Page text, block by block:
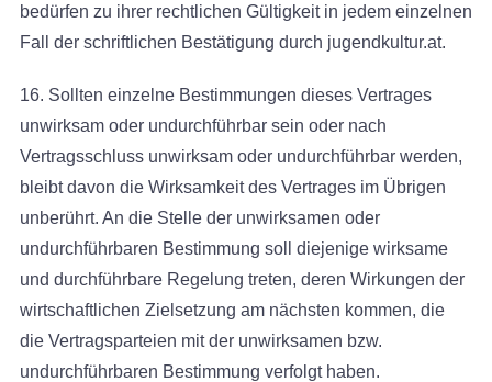
bedürfen zu ihrer rechtlichen Gültigkeit in jedem einzelnen
Fall der schriftlichen Bestätigung durch jugendkultur.at.
16. Sollten einzelne Bestimmungen dieses Vertrages
unwirksam oder undurchführbar sein oder nach
Vertragsschluss unwirksam oder undurchführbar werden,
bleibt davon die Wirksamkeit des Vertrages im Übrigen
unberührt. An die Stelle der unwirksamen oder
undurchführbaren Bestimmung soll diejenige wirksame
und durchführbare Regelung treten, deren Wirkungen der
wirtschaftlichen Zielsetzung am nächsten kommen, die
die Vertragsparteien mit der unwirksamen bzw.
undurchführbaren Bestimmung verfolgt haben.